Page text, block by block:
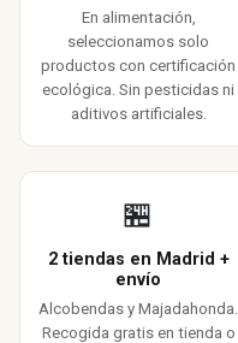
En alimentación,
seleccionamos solo
productos con certificación
ecológica. Sin pesticidas ni
aditivos artificiales.
🏪
2 tiendas en Madrid +
envío
Alcobendas y Majadahonda.
Recogida gratis en tienda o